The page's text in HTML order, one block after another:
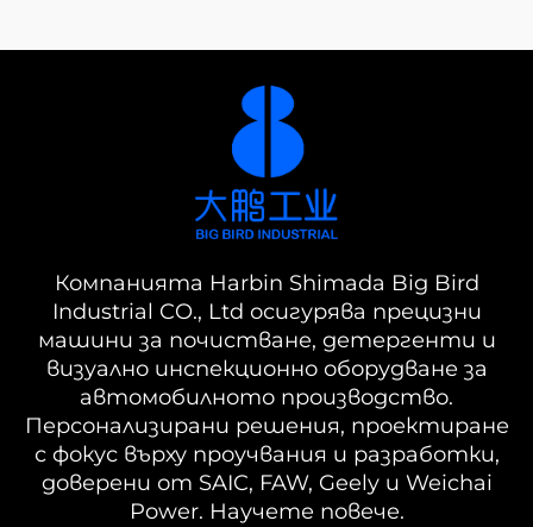
Компанията Harbin Shimada Big Bird
Industrial CO., Ltd осигурява прецизни
машини за почистване, детергенти и
визуално инспекционно оборудване за
автомобилното производство.
Персонализирани решения, проектиране
с фокус върху проучвания и разработки,
доверени от SAIC, FAW, Geely и Weichai
Power. Научете повече.